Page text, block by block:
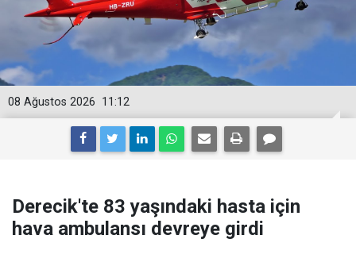
11:12
08 Ağustos 2026
Derecik'te 83 yaşındaki hasta için
hava ambulansı devreye girdi